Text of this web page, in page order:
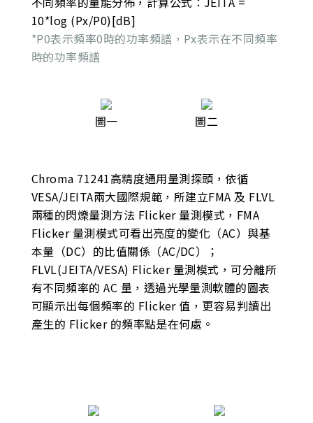
10*log (Px/P0)[dB]
*P0表示頻率0時的功率頻譜，Px表示在不同頻率
時的功率頻譜
圖一 圖二
Chroma 71241高精度通用量測探頭，依循
VESA/JEITA兩大國際規範，所建立FMA 及 FLVL
兩種的閃爍量測方法 Flicker 量測模式，FMA
Flicker 量測模式可看出亮度的變化（AC）與基
本量（DC）的比值關係（AC/DC）；
FLVL(JEITA/VESA) Flicker 量測模式，可分離所
有不同頻率的 AC 量，透過光學量測軟體的圖表
可顯示出每個頻率的 Flicker 值，更容易判讀出
產生的 Flicker 的頻率點是在何處。